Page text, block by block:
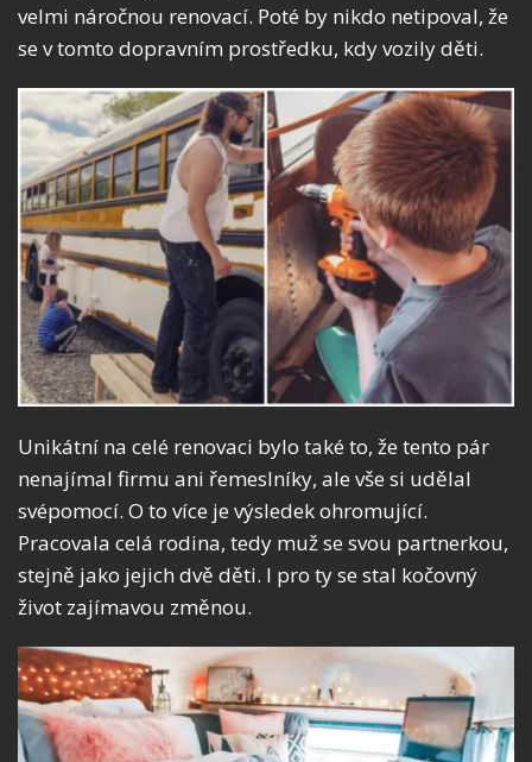
velmi náročnou renovací. Poté by nikdo netipoval, že
se v tomto dopravním prostředku, kdy vozily děti.
Unikátní na celé renovaci bylo také to, že tento pár
nenajímal firmu ani řemeslníky, ale vše si udělal
svépomocí. O to více je výsledek ohromující.
Pracovala celá rodina, tedy muž se svou partnerkou,
stejně jako jejich dvě děti. I pro ty se stal kočovný
život zajímavou změnou.